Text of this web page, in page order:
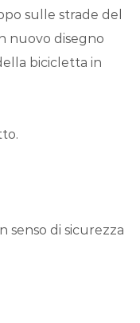
sulle strade del
nuovo disegno
bicicletta in
senso di sicurezza